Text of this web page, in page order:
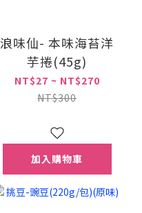
浪味仙- 本味海苔洋
芋捲(45g)
NT$27 ~ NT$270
NT$300
加入購物車